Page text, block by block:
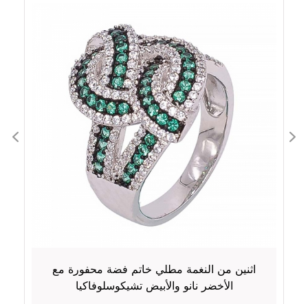
اثنين من النغمة مطلي خاتم فضة محفورة مع
الأخضر نانو والأبيض تشيكوسلوفاكيا